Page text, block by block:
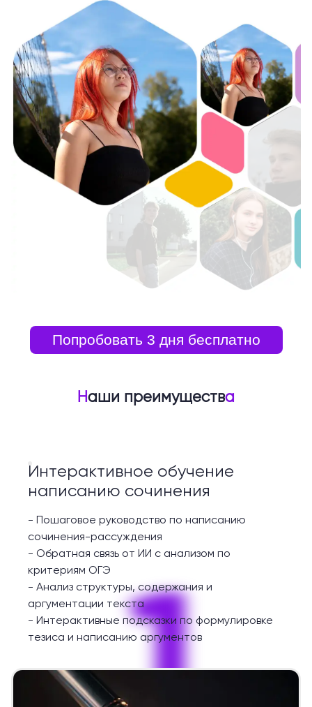
Попробовать 3 дня бесплатно
Наши преимущества
1
Интерактивное обучение
написанию сочинения
- Пошаговое руководство по написанию
сочинения-рассуждения
- Обратная связь от ИИ с анализом по
критериям ОГЭ
- Анализ структуры, содержания и
аргументации текста
- Интерактивные подсказки по формулировке
тезиса и написанию аргументов